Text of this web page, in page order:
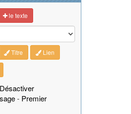
le texte
Titre Lien
Désactiver
- Premier